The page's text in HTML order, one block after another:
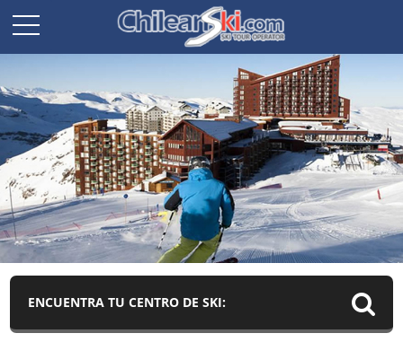
ENCUENTRA TU CENTRO DE SKI: